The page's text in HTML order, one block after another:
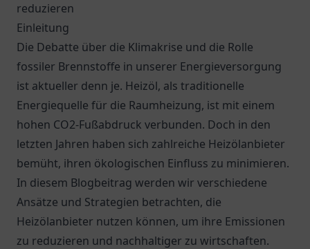
reduzieren
Einleitung
Die Debatte über die Klimakrise und die Rolle
fossiler Brennstoffe in unserer Energieversorgung
ist aktueller denn je. Heizöl, als traditionelle
Energiequelle für die Raumheizung, ist mit einem
hohen CO2-Fußabdruck verbunden. Doch in den
letzten Jahren haben sich zahlreiche Heizölanbieter
bemüht, ihren ökologischen Einfluss zu minimieren.
In diesem Blogbeitrag werden wir verschiedene
Ansätze und Strategien betrachten, die
Heizölanbieter nutzen können, um ihre Emissionen
zu reduzieren und nachhaltiger zu wirtschaften.